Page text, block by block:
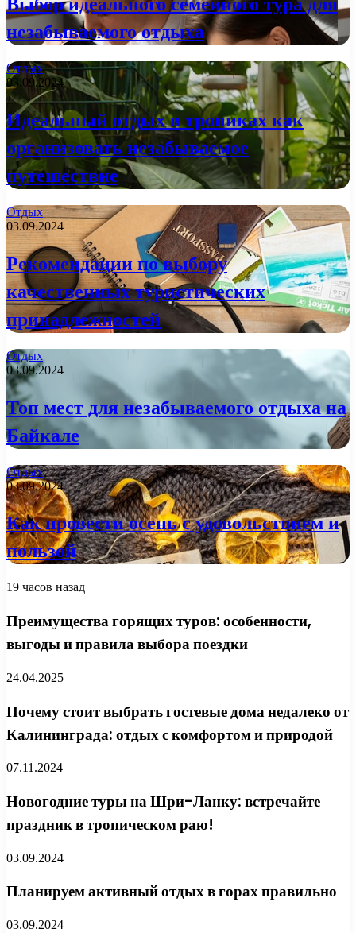
незабываемого отдыха
Отдых
03.09.2024
Идеальный отдых в тропиках как
организовать незабываемое
путешествие
Отдых
03.09.2024
Рекомендации по выбору
качественных туристических
принадлежностей
Отдых
03.09.2024
Топ мест для незабываемого отдыха на
Байкале
Отдых
03.09.2024
Как провести осень с удовольствием и
пользой
19 часов назад
Преимущества горящих туров: особенности,
выгоды и правила выбора поездки
24.04.2025
Почему стоит выбрать гостевые дома недалеко от
Калининграда: отдых с комфортом и природой
07.11.2024
Новогодние туры на Шри-Ланку: встречайте
праздник в тропическом раю!
03.09.2024
Планируем активный отдых в горах правильно
03.09.2024